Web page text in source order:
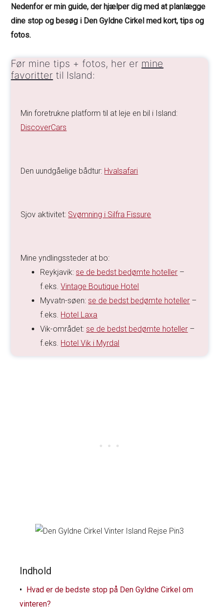
Nedenfor er min guide, der hjælper dig med at planlægge
dine stop og besøg i Den Gyldne Cirkel med kort, tips og
fotos.
Før mine tips + fotos, her er mine
favoritter til Island:
Min foretrukne platform til at leje en bil i Island:
DiscoverCars
Den uundgåelige bådtur: Hvalsafari
Sjov aktivitet: Svømning i Silfra Fissure
Mine yndlingssteder at bo:
Reykjavik:se de bedst bedømte hoteller –
f.eks.Vintage Boutique Hotel
Myvatn-søen:se de bedst bedømte hoteller –
f.eks. Hotel Laxa
Vik-området:se de bedst bedømte hoteller –
f.eks. Hotel Vik i Myrdal
Indhold
Hvad er de bedste stop på Den Gyldne Cirkel om
vinteren?